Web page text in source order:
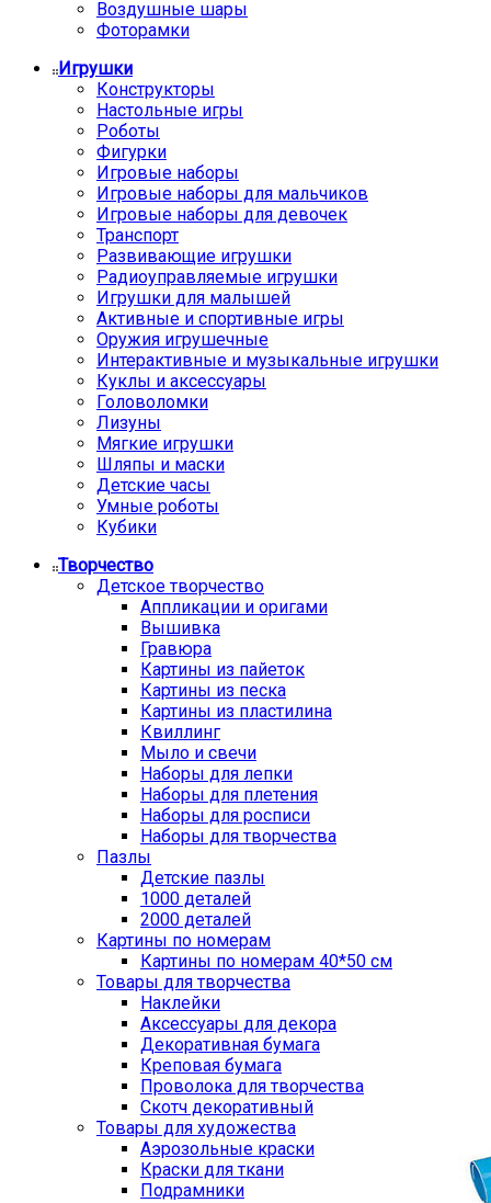
Воздушные шары
Фоторамки
Игрушки
Конструкторы
Настольные игры
Роботы
Фигурки
Игровые наборы
Игровые наборы для мальчиков
Игровые наборы для девочек
Транспорт
Развивающие игрушки
Радиоуправляемые игрушки
Игрушки для малышей
Активные и спортивные игры
Оружия игрушечные
Интерактивные и музыкальные игрушки
Куклы и аксессуары
Головоломки
Лизуны
Мягкие игрушки
Шляпы и маски
Детские часы
Умные роботы
Кубики
Творчество
Детское творчество
Аппликации и оригами
Вышивка
Гравюра
Картины из пайеток
Картины из песка
Картины из пластилина
Квиллинг
Мыло и свечи
Наборы для лепки
Наборы для плетения
Наборы для росписи
Наборы для творчества
Пазлы
Детские пазлы
1000 деталей
2000 деталей
Картины по номерам
Картины по номерам 40*50 см
Товары для творчества
Наклейки
Аксессуары для декора
Декоративная бумага
Креповая бумага
Проволока для творчества
Скотч декоративный
Товары для художества
Аэрозольные краски
Краски для ткани
Подрамники